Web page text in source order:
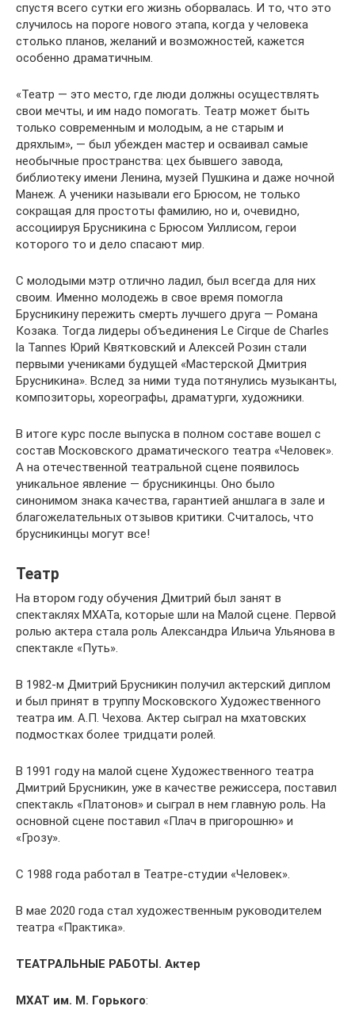
спустя всего сутки его жизнь оборвалась. И то, что это
случилось на пороге нового этапа, когда у человека
столько планов, желаний и возможностей, кажется
особенно драматичным.
«Театр — это место, где люди должны осуществлять
свои мечты, и им надо помогать. Театр может быть
только современным и молодым, а не старым и
дряхлым», — был убежден мастер и осваивал самые
необычные пространства: цех бывшего завода,
библиотеку имени Ленина, музей Пушкина и даже ночной
Манеж. А ученики называли его Брюсом, не только
сокращая для простоты фамилию, но и, очевидно,
ассоциируя Брусникина с Брюсом Уиллисом, герои
которого то и дело спасают мир.
С молодыми мэтр отлично ладил, был всегда для них
своим. Именно молодежь в свое время помогла
Брусникину пережить смерть лучшего друга — Романа
Козака. Тогда лидеры объединения Le Cirque de Charles
la Tannes Юрий Квятковский и Алексей Розин стали
первыми учениками будущей «Мастерской Дмитрия
Брусникина». Вслед за ними туда потянулись музыканты,
композиторы, хореографы, драматурги, художники.
В итоге курс после выпуска в полном составе вошел с
состав Московского драматического театра «Человек».
А на отечественной театральной сцене появилось
уникальное явление — брусникинцы. Оно было
синонимом знака качества, гарантией аншлага в зале и
благожелательных отзывов критики. Считалось, что
брусникинцы могут все!
Театр
На втором году обучения Дмитрий был занят в
спектаклях МХАТа, которые шли на Малой сцене. Первой
ролью актера стала роль Александра Ильича Ульянова в
спектакле «Путь».
В 1982-м Дмитрий Брусникин получил актерский диплом
и был принят в труппу Московского Художественного
театра им. А.П. Чехова. Актер сыграл на мхатовских
подмостках более тридцати ролей.
В 1991 году на малой сцене Художественного театра
Дмитрий Брусникин, уже в качестве режиссера, поставил
спектакль «Платонов» и сыграл в нем главную роль. На
основной сцене поставил «Плач в пригорошню» и
«Грозу».
С 1988 года работал в Театре-студии «Человек».
В мае 2020 года стал художественным руководителем
театра «Практика».
ТЕАТРАЛЬНЫЕ РАБОТЫ. Актер
МХАТ им. М. Горького: